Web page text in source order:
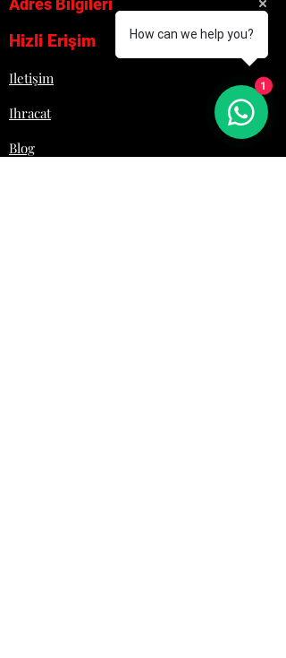
Adres Bilgileri
Hizli Erişim
Iletişim
Ihracat
Blog
How can we help you?
1